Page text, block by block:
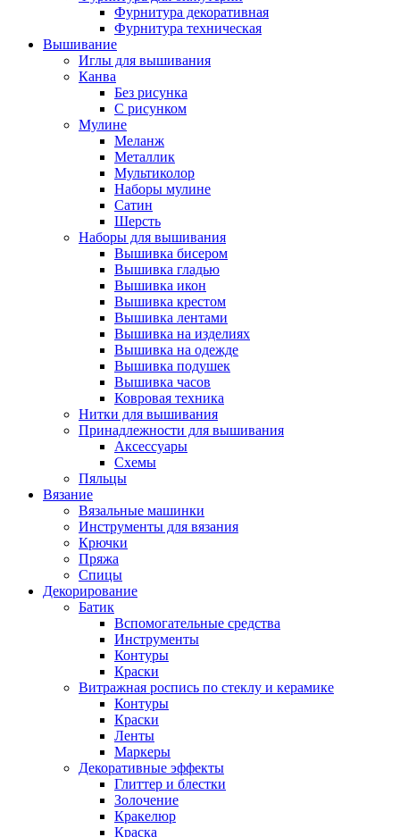
Фурнитура декоративная
Фурнитура техническая
Вышивание
Иглы для вышивания
Канва
Без рисунка
С рисунком
Мулине
Меланж
Металлик
Мультиколор
Наборы мулине
Сатин
Шерсть
Наборы для вышивания
Вышивка бисером
Вышивка гладью
Вышивка икон
Вышивка крестом
Вышивка лентами
Вышивка на изделиях
Вышивка на одежде
Вышивка подушек
Вышивка часов
Ковровая техника
Нитки для вышивания
Принадлежности для вышивания
Аксессуары
Схемы
Пяльцы
Вязание
Вязальные машинки
Инструменты для вязания
Крючки
Пряжа
Спицы
Декорирование
Батик
Вспомогательные средства
Инструменты
Контуры
Краски
Витражная роспись по стеклу и керамике
Контуры
Краски
Ленты
Маркеры
Декоративные эффекты
Глиттер и блестки
Золочение
Кракелюр
Краска